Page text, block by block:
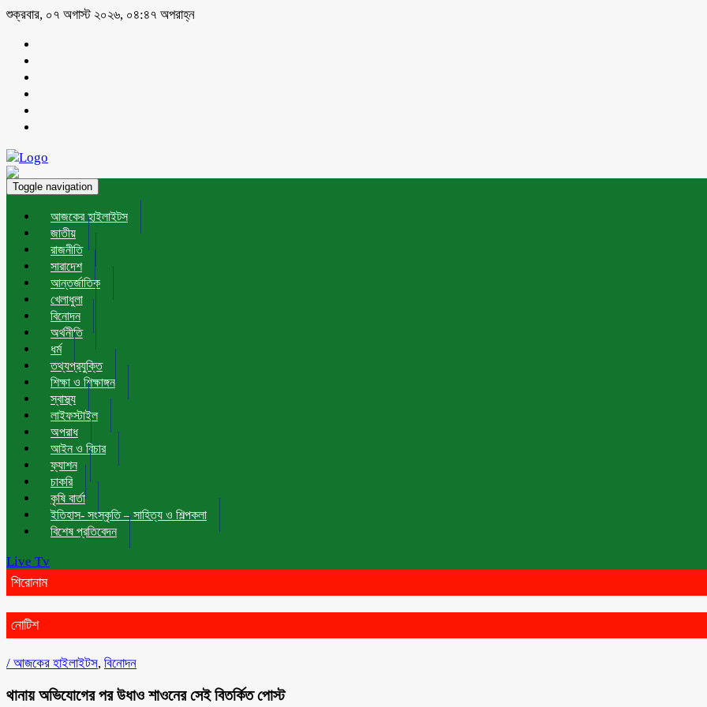
শুক্রবার, ০৭ অগাস্ট ২০২৬, ০৪:৪৭ অপরাহ্ন
Toggle navigation
আজকের হাইলাইটস
জাতীয়
রাজনীতি
সারাদেশ
আন্তর্জাতিক
খেলাধুলা
বিনোদন
অর্থনীতি
ধর্ম
তথ্যপ্রযুক্তি
শিক্ষা ও শিক্ষাঙ্গন
স্বাস্থ্য
লাইফস্টাইল
অপরাধ
আইন ও বিচার
ফ্যাশন
চাকরি
কৃষি বার্তা
ইতিহাস- সংস্কৃতি – সাহিত্য ও শিল্পকলা
বিশেষ প্রতিবেদন
Live Tv
শিরোনাম
নোটিশ
/ আজকের হাইলাইটস, বিনোদন
থানায় অভিযোগের পর উধাও শাওনের সেই বিতর্কিত পোস্ট